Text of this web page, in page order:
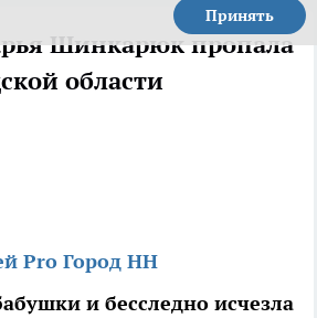
Принять
Шинкарюк пропала
области
Pro Город НН
и бесследно исчезла